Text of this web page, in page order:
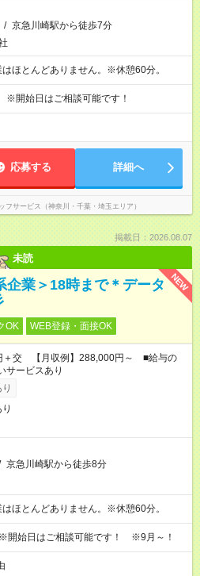
/ 京急川崎駅から徒歩7分
ほとんどありません。※休憩60分。
※開始日はご相談可能です！
応募する 詳細へ
フサービス（神奈川・千葉・埼玉エリア）
掲載日：2026.08.07
未読
NEW
企業＞18時まで＊データ
OK WEB登録・面接OK
＋交 【月収例】288,000円～ ■給与の
サービスあり
京急川崎駅から徒歩8分
ほとんどありません。※休憩60分。
始日はご相談可能です！ ※9月～！